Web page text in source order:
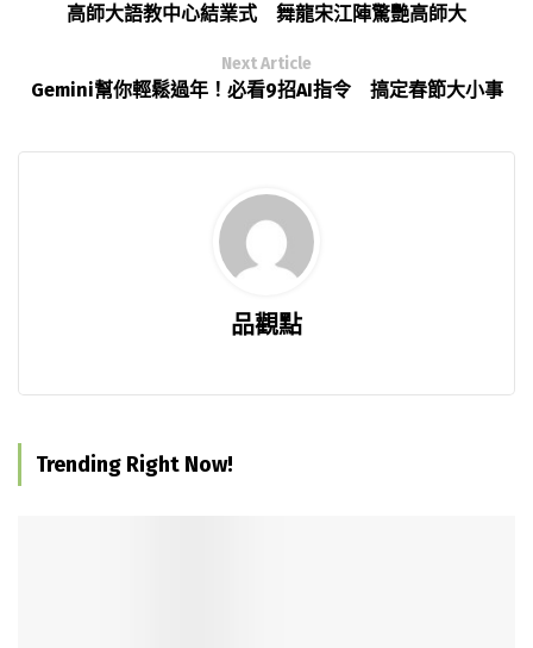
高師大語教中心結業式 舞龍宋江陣驚艷高師大
Next Article
Gemini幫你輕鬆過年！必看9招AI指令 搞定春節大小事
品觀點
Trending Right Now!